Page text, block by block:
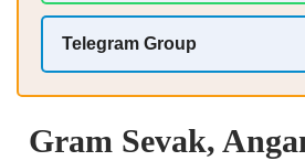
Telegram Group
Gram Sevak,